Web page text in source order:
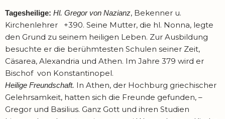
Tagesheilige: Hl. Gregor von Nazianz, Bekenner u.
Kirchenlehrer +390. Seine Mutter, die hl. Nonna, legte
den Grund zu seinem heiligen Leben. Zur Ausbildung
besuchte er die berühmtesten Schulen seiner Zeit,
Cäsarea, Alexandria und Athen. Im Jahre 379 wird er
Bischof von Konstantinopel.
Heilige Freundschaft. In Athen, der Hochburg griechischer
Gelehrsamkeit, hatten sich die Freunde gefunden, –
Gregor und Basilius. Ganz Gott und ihren Studien